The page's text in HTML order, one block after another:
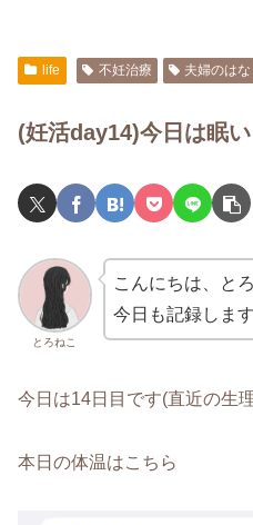
life 不妊治療 夫婦のはな
(妊活day14)今日は眠い
とろねこ
こんにちは、と
今日も記録します
今日は14日目です(直近の生
本日の体温はこちら